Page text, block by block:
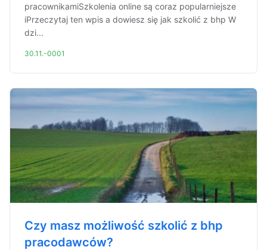
pracownikamiSzkolenia online są coraz popularniejsze
iPrzeczytaj ten wpis a dowiesz się jak szkolić z bhp W
dzi...
30.11.-0001
Czy masz możliwość szkolić z bhp
pracodawców?